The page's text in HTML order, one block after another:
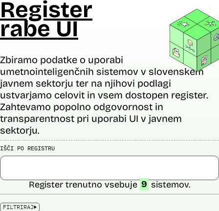
Register
rabe UI
Zbiramo podatke o uporabi
umetnointeligenčnih sistemov v slovenskem
javnem sektorju ter na njihovi podlagi
ustvarjamo celovit in vsem dostopen register.
Zahtevamo popolno odgovornost in
transparentnost pri uporabi UI v javnem
sektorju.
IŠČI PO REGISTRU
FILTRIRAJ
Register trenutno vsebuje 9 sistemov.